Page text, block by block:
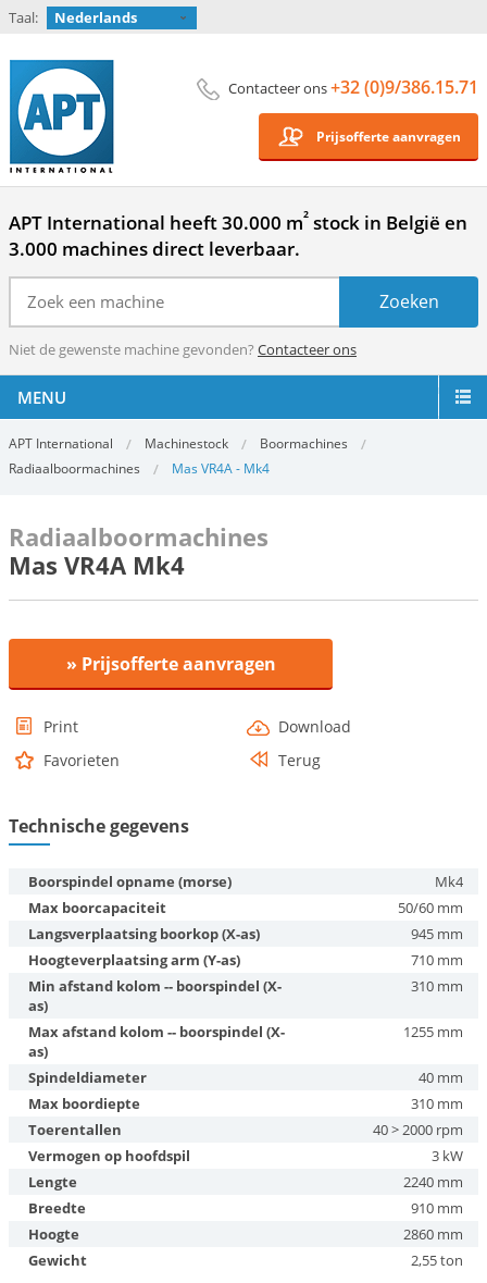
Taal: Nederlands
Contacteer ons+32 (0)9/386.15.71
Prijsofferte aanvragen
APT International heeft 30.000 m² stock in België en
3.000 machines direct leverbaar.
Niet de gewenste machine gevonden? Contacteer ons
MENU
APT International Machinestock
Boormachines
Radiaalboormachines
Mas VR4A - Mk4
Radiaalboormachines
Mas VR4A Mk4
» Prijsofferte aanvragen
Print
Download
Favorieten
Terug
Technische gegevens
Boorspindel opname (morse)
Mk4
Max boorcapaciteit
50/60 mm
Langsverplaatsing boorkop (X-as)
945 mm
Hoogteverplaatsing arm (Y-as)
710 mm
Min afstand kolom -- boorspindel (X-
as)
310 mm
Max afstand kolom -- boorspindel (X-
as)
1255 mm
Spindeldiameter
40 mm
Max boordiepte
310 mm
Toerentallen
40 > 2000 rpm
Vermogen op hoofdspil
3 kW
Lengte
2240 mm
Breedte
910 mm
Hoogte
2860 mm
Gewicht
2,55 ton